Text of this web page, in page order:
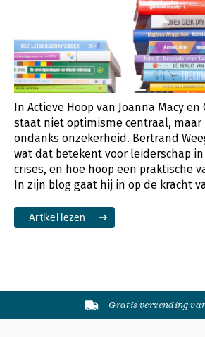
In Actieve Hoop van Joanna Macy
staat niet optimisme centraal, maar
ondanks onzekerheid. Bertrand
wat dat betekent voor leiderschap
crises, en hoe hoop een praktische
In zijn blog gaat hij in op de kracht
Artikel lezen
Gratis verzending